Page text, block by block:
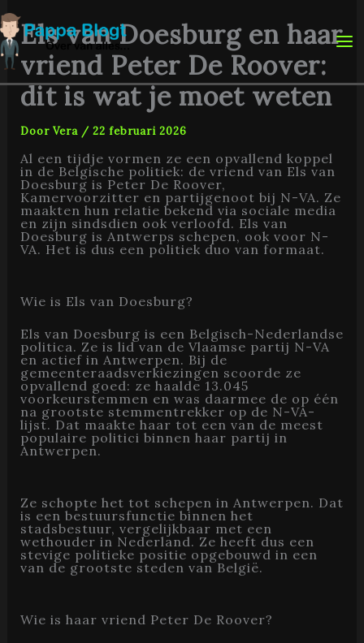
naar
de
inhoudEls van Doesburg en haar
vriend Peter De Roover:
dit is wat je moet weten
Door Vera / 22 februari 2026
Al een tijdje vormen ze een opvallend koppel
in de Belgische politiek: de vriend van Els van
Doesburg is Peter De Roover,
Kamervoorzitter en partijgenoot bij N-VA. Ze
maakten hun relatie bekend via sociale media
en zijn sindsdien ook verloofd. Els van
Doesburg is Antwerps schepen, ook voor N-
VA. Het is dus een politiek duo van formaat.
Wie is Els van Doesburg?
Els van Doesburg is een Belgisch-Nederlandse
politica. Ze is lid van de Vlaamse partij N-VA
en actief in Antwerpen. Bij de
gemeenteraadsverkiezingen scoorde ze
opvallend goed: ze haalde 13.045
voorkeurstemmen en was daarmee de op één
na grootste stemmentrekker op de N-VA-
lijst. Dat maakte haar tot een van de meest
populaire politici binnen haar partij in
Antwerpen.
Ze schopte het tot schepen in Antwerpen. Dat
is een bestuursfunctie binnen het
stadsbestuur, vergelijkbaar met een
wethouder in Nederland. Ze heeft dus een
stevige politieke positie opgebouwd in een
van de grootste steden van België.
Wie is haar vriend Peter De Roover?